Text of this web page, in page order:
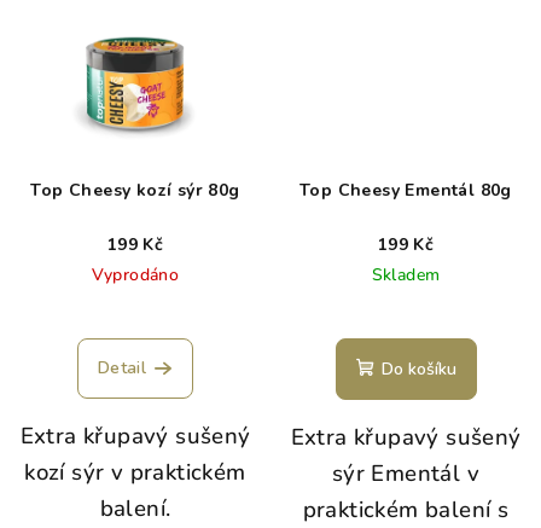
Top Cheesy kozí sýr 80g
199 Kč
Vyprodáno
Detail
Extra křupavý sušený
kozí sýr v praktickém
balení.
Top Cheesy Ementál 80g
199 Kč
Skladem
Do košíku
Extra křupavý sušený
sýr Ementál v
praktickém balení s